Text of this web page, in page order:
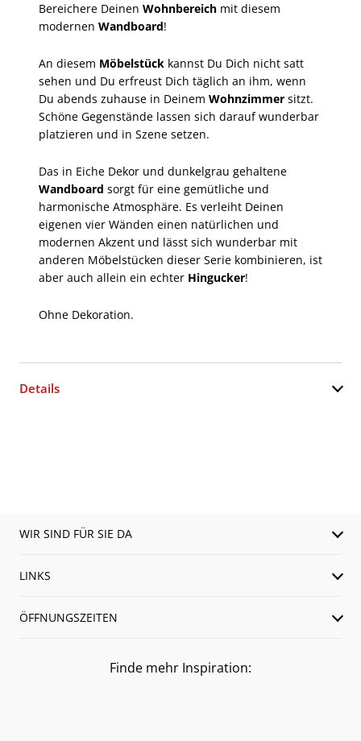
Bereichere Deinen Wohnbereich mit diesem
modernen Wandboard!
An diesem Möbelstück kannst Du Dich nicht satt
sehen und Du erfreust Dich täglich an ihm, wenn
Du abends zuhause in Deinem Wohnzimmer sitzt.
Schöne Gegenstände lassen sich darauf wunderbar
platzieren und in Szene setzen.
Das in Eiche Dekor und dunkelgrau gehaltene
Wandboard sorgt für eine gemütliche und
harmonische Atmosphäre. Es verleiht Deinen
eigenen vier Wänden einen natürlichen und
modernen Akzent und lässt sich wunderbar mit
anderen Möbelstücken dieser Serie kombinieren, ist
aber auch allein ein echter Hingucker!
Ohne Dekoration.
Details
WIR SIND FÜR SIE DA
LINKS
ÖFFNUNGSZEITEN
Finde mehr Inspiration: